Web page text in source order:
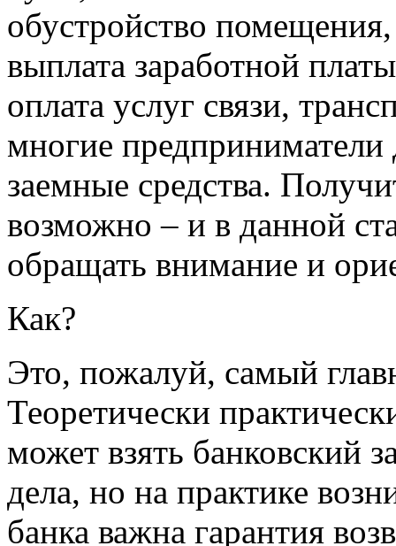
обустройство
выплата заработной
оплата услуг связи,
многие предприниматели
заемные средства.
возможно – и в данной
обращать внимание и
Как?
Это, пожалуй, самый
Теоретически
может взять банковский
дела, но на практике
банка важна гарантия